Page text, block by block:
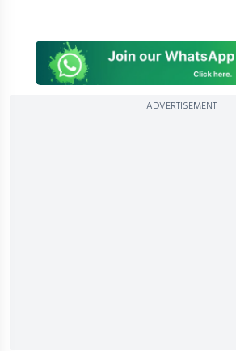
ADVERTISEMENT